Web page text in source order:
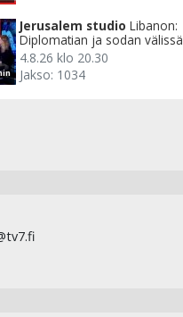
Jerusalem studio Libanon:
Diplomatian ja sodan välissä
4.8.26 klo 20.30
Jakso: 1034